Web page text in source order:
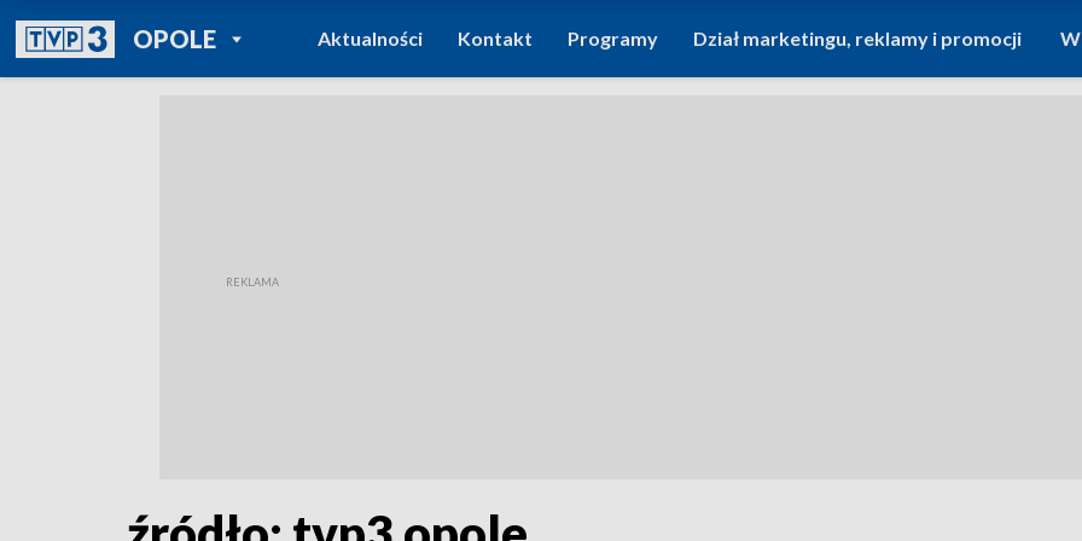
OPOLEPOWRÓT DO
TVP REGIONY
Aktualności Kontakt Programy Dział marketingu, reklamy i promocji